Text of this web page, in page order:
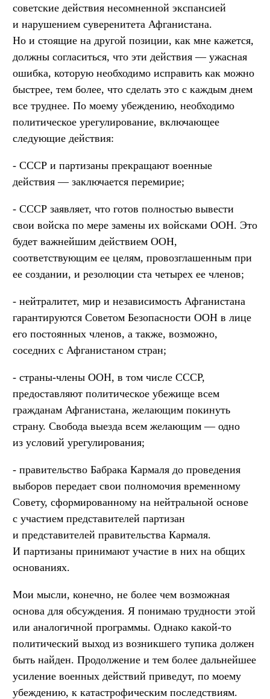
советские действия несомненной экспансией
и нарушением суверенитета Афганистана.
Но и стоящие на другой позиции, как мне кажется,
должны согласиться, что эти действия — ужасная
ошибка, которую необходимо исправить как можно
быстрее, тем более, что сделать это с каждым днем
все труднее. По моему убеждению, необходимо
политическое урегулирование, включающее
следующие действия:
- СССР и партизаны прекращают военные
действия — заключается перемирие;
- СССР заявляет, что готов полностью вывести
свои войска по мере замены их войсками ООН. Это
будет важнейшим действием ООН,
соответствующим ее целям, провозглашенным при
ее создании, и резолюции ста четырех ее членов;
- нейтралитет, мир и независимость Афганистана
гарантируются Советом Безопасности ООН в лице
его постоянных членов, а также, возможно,
соседних с Афганистаном стран;
- страны-члены ООН, в том числе СССР,
предоставляют политическое убежище всем
гражданам Афганистана, желающим покинуть
страну. Свобода выезда всем желающим — одно
из условий урегулирования;
- правительство Бабрака Кармаля до проведения
выборов передает свои полномочия временному
Совету, сформированному на нейтральной основе
с участием представителей партизан
и представителей правительства Кармаля.
И партизаны принимают участие в них на общих
основаниях.
Мои мысли, конечно, не более чем возможная
основа для обсуждения. Я понимаю трудности этой
или аналогичной программы. Однако какой-то
политический выход из возникшего тупика должен
быть найден. Продолжение и тем более дальнейшее
усиление военных действий приведут, по моему
убеждению, к катастрофическим последствиям.